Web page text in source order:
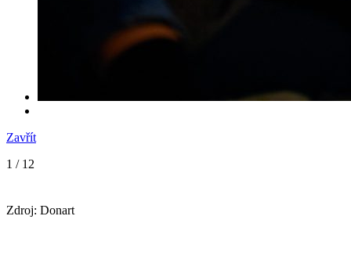
Zavřít
1 / 12
Zdroj: Donart